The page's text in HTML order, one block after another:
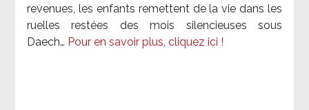
revenues, les enfants remettent de la vie dans les
ruelles restées des mois silencieuses sous
Daech… Pour en savoir plus, cliquez ici !